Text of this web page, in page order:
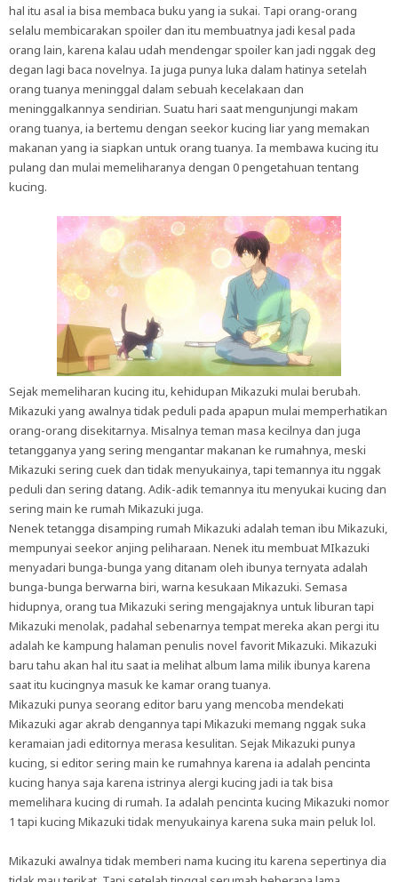
hal itu asal ia bisa membaca buku yang ia sukai. Tapi orang-orang
selalu membicarakan spoiler dan itu membuatnya jadi kesal pada
orang lain, karena kalau udah mendengar spoiler kan jadi nggak deg
degan lagi baca novelnya. Ia juga punya luka dalam hatinya setelah
orang tuanya meninggal dalam sebuah kecelakaan dan
meninggalkannya sendirian. Suatu hari saat mengunjungi makam
orang tuanya, ia bertemu dengan seekor kucing liar yang memakan
makanan yang ia siapkan untuk orang tuanya. Ia membawa kucing itu
pulang dan mulai memeliharanya dengan 0 pengetahuan tentang
kucing.
Sejak memeliharan kucing itu, kehidupan Mikazuki mulai berubah.
Mikazuki yang awalnya tidak peduli pada apapun mulai memperhatikan
orang-orang disekitarnya. Misalnya teman masa kecilnya dan juga
tetangganya yang sering mengantar makanan ke rumahnya, meski
Mikazuki sering cuek dan tidak menyukainya, tapi temannya itu nggak
peduli dan sering datang. Adik-adik temannya itu menyukai kucing dan
sering main ke rumah Mikazuki juga.
Nenek tetangga disamping rumah Mikazuki adalah teman ibu Mikazuki,
mempunyai seekor anjing peliharaan. Nenek itu membuat MIkazuki
menyadari bunga-bunga yang ditanam oleh ibunya ternyata adalah
bunga-bunga berwarna biri, warna kesukaan Mikazuki. Semasa
hidupnya, orang tua Mikazuki sering mengajaknya untuk liburan tapi
Mikazuki menolak, padahal sebenarnya tempat mereka akan pergi itu
adalah ke kampung halaman penulis novel favorit Mikazuki. Mikazuki
baru tahu akan hal itu saat ia melihat album lama milik ibunya karena
saat itu kucingnya masuk ke kamar orang tuanya.
Mikazuki punya seorang editor baru yang mencoba mendekati
Mikazuki agar akrab dengannya tapi Mikazuki memang nggak suka
keramaian jadi editornya merasa kesulitan. Sejak Mikazuki punya
kucing, si editor sering main ke rumahnya karena ia adalah pencinta
kucing hanya saja karena istrinya alergi kucing jadi ia tak bisa
memelihara kucing di rumah. Ia adalah pencinta kucing Mikazuki nomor
1 tapi kucing Mikazuki tidak menyukainya karena suka main peluk lol.
Mikazuki awalnya tidak memberi nama kucing itu karena sepertinya dia